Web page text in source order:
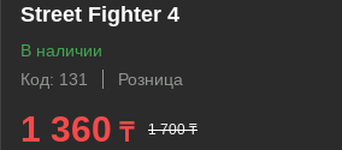
Street Fighter 4
В наличии
Код: 131
Розница
1 360 ₸ 1 700 ₸